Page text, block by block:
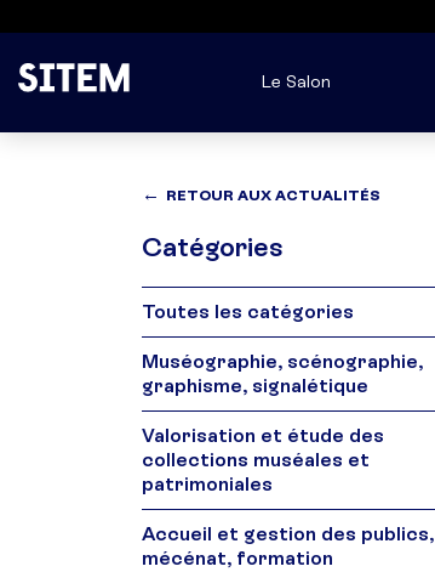
Le Salon
RETOUR AUX ACTUALITÉS
Catégories
Toutes les catégories
Muséographie, scénographie,
graphisme, signalétique
Valorisation et étude des
collections muséales et
patrimoniales
Accueil et gestion des publics,
mécénat, formation